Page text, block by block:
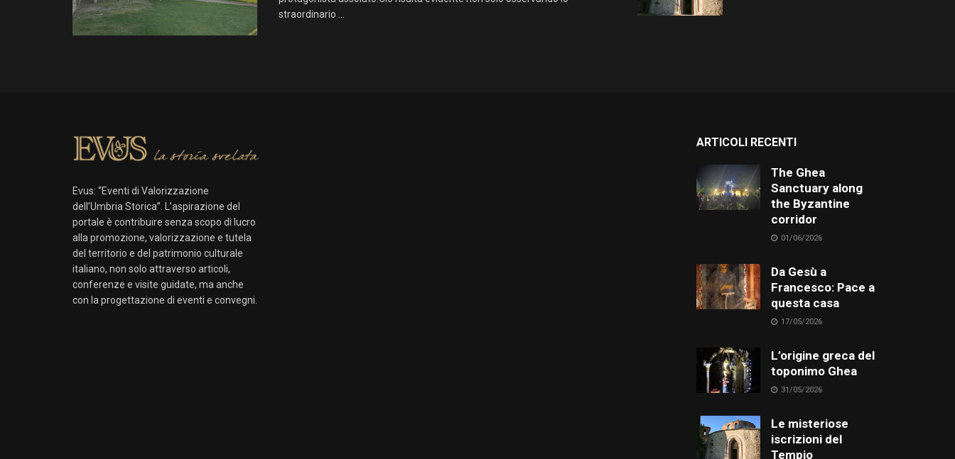
straordinario ...
Evus: “Eventi di Valorizzazione
dell’Umbria Storica”. L’aspirazione del
portale è contribuire senza scopo di lucro
alla promozione, valorizzazione e tutela
del territorio e del patrimonio culturale
italiano, non solo attraverso articoli,
conferenze e visite guidate, ma anche
con la progettazione di eventi e convegni.
ARTICOLI RECENTI
The Ghea
Sanctuary along
the Byzantine
corridor
01/06/2026
Da Gesù a
Francesco: Pace a
questa casa
17/05/2026
L’origine greca del
toponimo Ghea
31/05/2026
Le misteriose
iscrizioni del
Tempio